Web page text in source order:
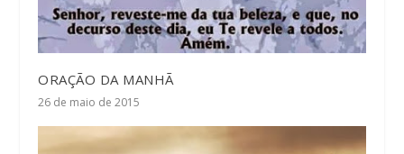
ORAÇÃO DA MANHÃ
26 de maio de 2015